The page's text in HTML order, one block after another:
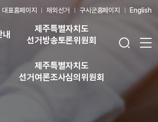
대표홈페이지 재외선거 구시군홈페이지 English
제주특별자치도
선거방송토론위원회
제주특별자치도
선거여론조사심의위원회